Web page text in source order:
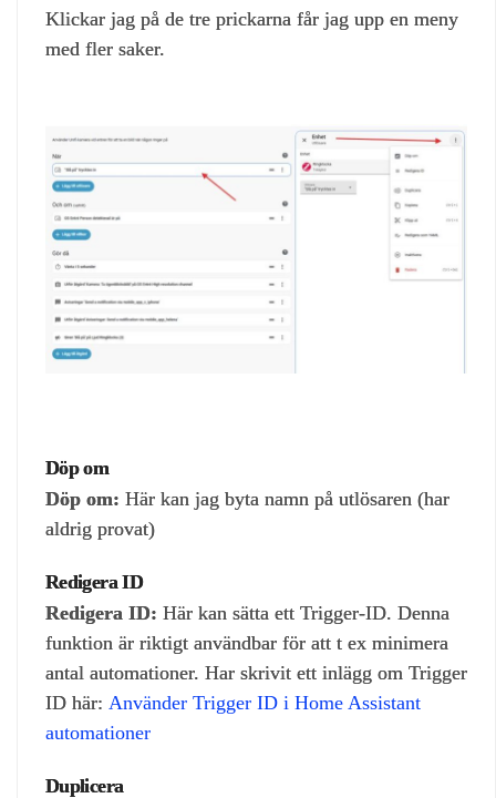
Klickar jag på de tre prickarna får jag upp en meny
med fler saker.
Döp om
Döp om: Här kan jag byta namn på utlösaren (har
aldrig provat)
Redigera ID
Redigera ID: Här kan sätta ett Trigger-ID. Denna
funktion är riktigt användbar för att t ex minimera
antal automationer. Har skrivit ett inlägg om Trigger
ID här: Använder Trigger ID i Home Assistant
automationer
Duplicera